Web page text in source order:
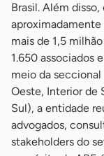
Brasil. Além
mais de 1,5
1.650 associados
meio da
Oeste, Interior de
Sul), a entidade
advogados,
stakeholders do